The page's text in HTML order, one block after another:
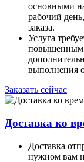
основными
рабочий
заказа.
Услуга
повышенным
выполнения
Заказать сейчас
Доставка ко
Доставка
нужном вам